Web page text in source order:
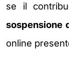
se il
sospensione
online